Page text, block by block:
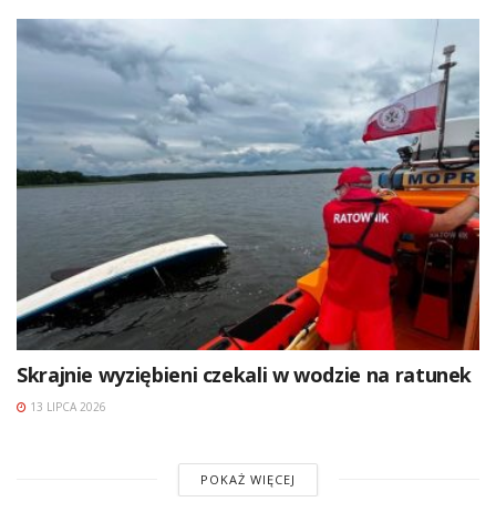
Skrajnie wyziębieni czekali w wodzie na ratunek
13 LIPCA 2026
POKAŻ WIĘCEJ